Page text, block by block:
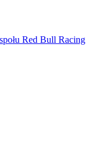
Red Bull Racing